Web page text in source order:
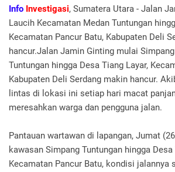
Info Investigasi, Sumatera Utara - Jalan
Laucih Kecamatan Medan Tuntungan
Kecamatan Pancur Batu, Kabupaten Deli
hancur.Jalan Jamin Ginting mulai
Tuntungan hingga Desa Tiang Layar,
Kabupaten Deli Serdang makin hancur.
lintas di lokasi ini setiap hari macat
meresahkan warga dan pengguna jalan.
Pantauan wartawan di lapangan, Jumat
kawasan Simpang Tuntungan hingga Desa
Kecamatan Pancur Batu, kondisi jalannya